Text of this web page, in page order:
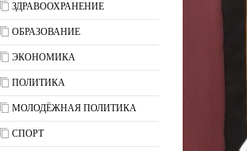
ЗДРАВООХРАНЕНИЕ
ОБРАЗОВАНИЕ
ЭКОНОМИКА
ПОЛИТИКА
МОЛОДЁЖНАЯ ПОЛИТИКА
СПОРТ